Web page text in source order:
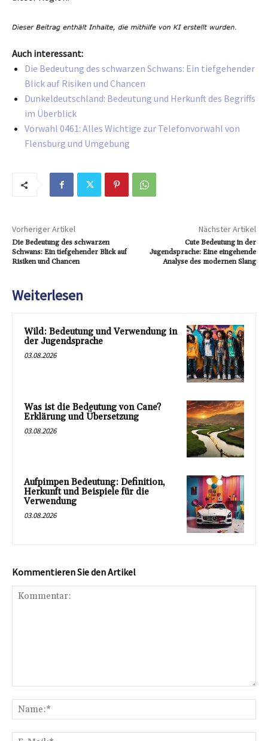
Auch interessant:
Die Bedeutung des schwarzen Schwans: Ein tiefgehender
Blick auf Risiken und Chancen
Dunkeldeutschland: Bedeutung und Herkunft des Begriffs
im Überblick
Vorwahl 0461: Alles Wichtige zur Telefonvorwahl von
Flensburg und Umgebung
Vorheriger Artikel
Die Bedeutung des schwarzen
Schwans: Ein tiefgehender Blick auf
Risiken und Chancen
Nächster Artikel
Cute Bedeutung in der
Jugendsprache: Eine eingehende
Analyse des modernen Slang
Weiterlesen
Wild: Bedeutung und Verwendung in
der Jugendsprache
03.08.2026
Was ist die Bedeutung von Cane?
Erklärung und Übersetzung
03.08.2026
Aufpimpen Bedeutung: Definition,
Herkunft und Beispiele für die
Verwendung
03.08.2026
Kommentieren Sie den Artikel